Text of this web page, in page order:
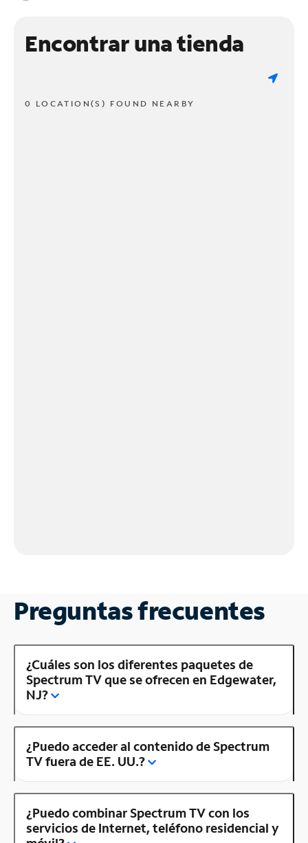
Encontrar una tienda
0 LOCATION(S) FOUND NEARBY
Preguntas frecuentes
¿Cuáles son los diferentes paquetes de
Spectrum TV que se ofrecen en Edgewater,
NJ?
¿Puedo acceder al contenido de Spectrum
TV fuera de EE. UU.?
¿Puedo combinar Spectrum TV con los
servicios de Internet, teléfono residencial y